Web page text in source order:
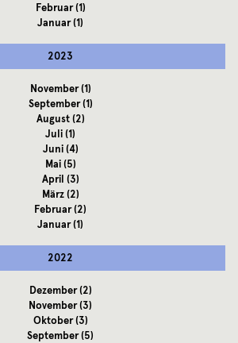
Februar(1)
Januar(1)
2023
November(1)
September(1)
August(2)
Juli(1)
Juni(4)
Mai(5)
April (3)
März(2)
Februar(2)
Januar(1)
2022
Dezember(2)
November(3)
Oktober(3)
September(5)